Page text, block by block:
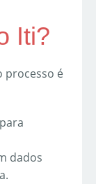
Iti?
processo é
dados